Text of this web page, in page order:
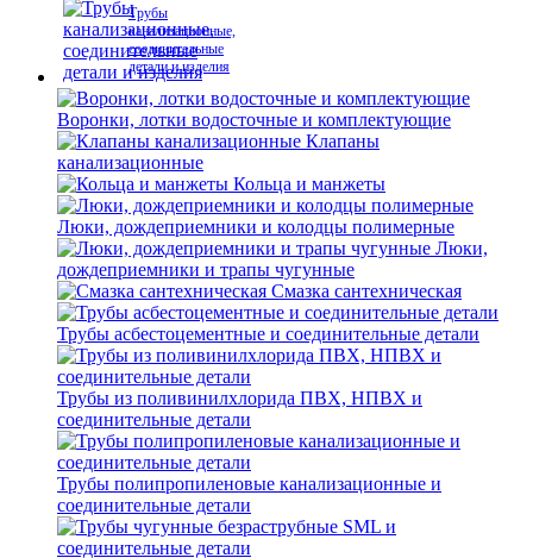
Трубы
канализационные,
соединительные
детали и изделия
Воронки, лотки водосточные и комплектующие
Клапаны
канализационные
Кольца и манжеты
Люки, дождеприемники и колодцы полимерные
Люки,
дождеприемники и трапы чугунные
Смазка сантехническая
Трубы асбестоцементные и соединительные детали
Трубы из поливинилхлорида ПВХ, НПВХ и
соединительные детали
Трубы полипропиленовые канализационные и
соединительные детали